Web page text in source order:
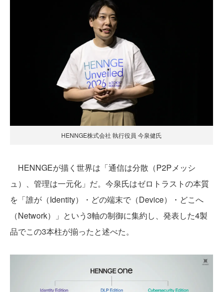
HENNGE株式会社 執行役員 今泉健氏
HENNGEが描く世界は「通信は分散（P2Pメッシ
ュ）、管理は一元化」だ。今泉氏はゼロトラストの本質
を「誰が（Identity）・どの端末で（Device）・どこへ
（Network）」という3軸の制御に集約し、発表した4製
品でこの3本柱が揃ったと述べた。